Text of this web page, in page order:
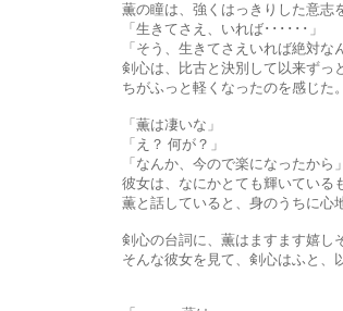
薫の瞳は、強くはっきりした意志をたたえ
「生きてさえ、いれば･･････」
「そう、生きてさえいれば絶対なんとか
剣心は、比古と決別して以来ずっと気にか
ちがふっと軽くなったのを感じた。
「薫は凄いな」
「え？ 何が？」
「なんか、今ので楽になったから」
彼女は、なにかとても輝いているものを
薫と話していると、身のうちに心地よい
剣心の台詞に、薫はますます嬉しそう
そんな彼女を見て、剣心はふと、以前から